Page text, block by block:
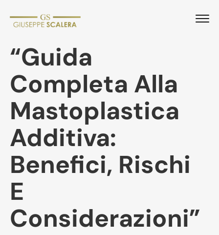
“Guida
Completa Alla
Mastoplastica
Additiva:
Benefici, Rischi
E
Considerazioni”